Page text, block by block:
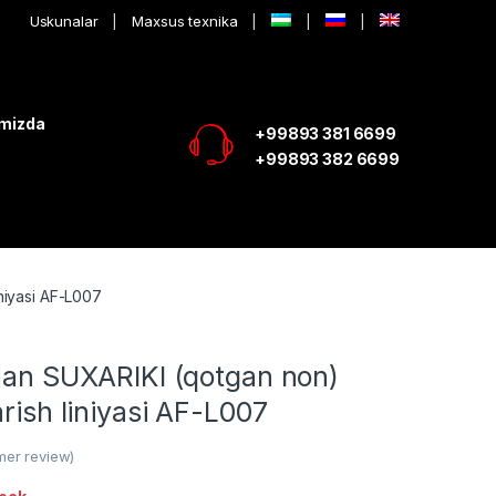
Uskunalar Maxsus texnika
+99893 381 6699
+99893 382 6699
AF-L007
SUXARIKI (qotgan non)
liniyasi AF-L007
review)